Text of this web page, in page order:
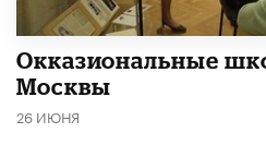
​Окказиональные
Москвы
26 ИЮНЯ